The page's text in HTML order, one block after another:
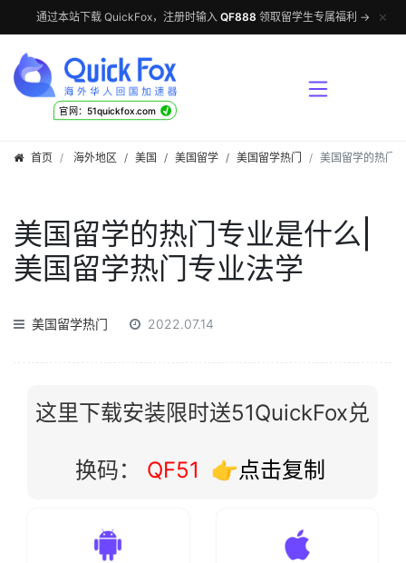
通过本站下载 QuickFox，注册时输入 QF888 领取留学生专属福利 → ✕
官网：51quickfox.com √
首页 海外地区 / 美国 / 美国留学 / 美国留学热门 美国留学的热门
美国留学的热门专业是什么|
美国留学热门专业法学
美国留学热门 2022.07.14
这里下载安装限时送51QuickFox兑
换码： QF51 👉点击复制